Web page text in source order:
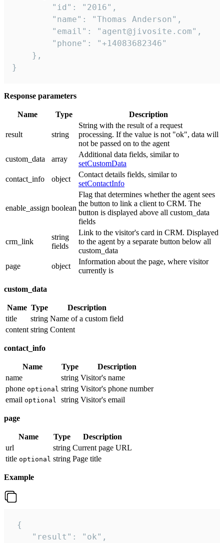
        "id": "2016",
        "name": "Thomas Anderson",
        "email": "agent@jivosite.com",
        "phone": "+14083682346"
    },
}
Response parameters
Name Type Description
result string
String with the result of a request
processing. If the value is not "ok", data will
not be passed on to the agent
custom_data
array
Additional data fields, similar to
setCustomData
contact_info
object
Contact details fields, similar to
setContactInfo
enable_assign boolean
Flag that determines whether the agent sees
the button to link a client to CRM. The
button is displayed above all custom_data
fields
crm_link
string
fields
Link to the visitor's card in CRM. Displayed
to the agent by a separate button below all
custom_data
page
object
Information about the page, where visitor
currently is
custom_data
Name Type
Description
title
string Name of a custom field
content string Content
contact_info
Name Type
Description
name
string Visitor's name
phone optional string Visitor's phone number
email optional string Visitor's email
page
Name Type
Description
url
string Current page URL
title optional string Page title
Example
{
    "result": "ok",